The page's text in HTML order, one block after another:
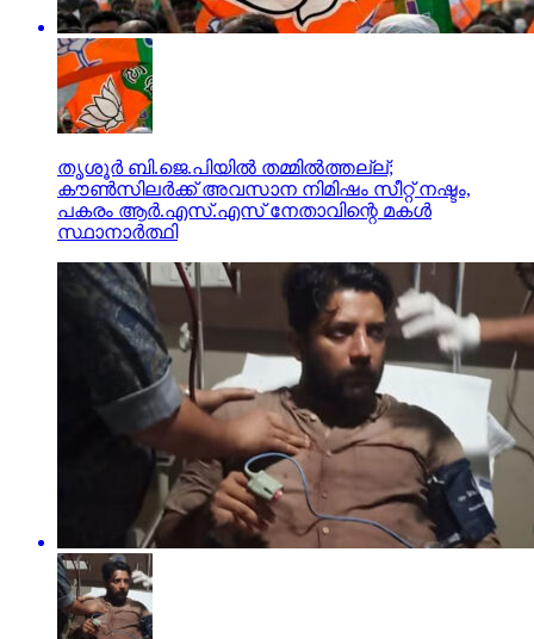
തൃശൂര്‍ ബി.ജെ.പിയില്‍ തമ്മില്‍ത്തല്ല്;
കൗണ്‍സിലര്‍ക്ക് അവസാന നിമിഷം സീറ്റ് നഷ്ടം,
പകരം ആര്‍.എസ്.എസ് നേതാവിന്റെ മകള്‍
സ്ഥാനാര്‍ത്ഥി